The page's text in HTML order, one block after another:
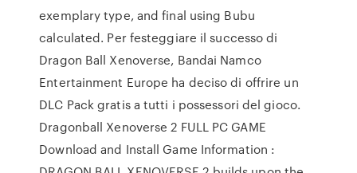
exemplary type, and final using Bubu
calculated. Per festeggiare il successo di
Dragon Ball Xenoverse, Bandai Namco
Entertainment Europe ha deciso di offrire un
DLC Pack gratis a tutti i possessori del gioco.
Dragonball Xenoverse 2 FULL PC GAME
Download and Install Game Information :